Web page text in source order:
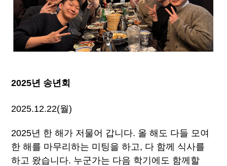
2025년 송년회
2025.12.22(월)
2025년 한 해가 저물어 갑니다. 올 해도 다들 모여
한 해를 마무리하는 미팅을 하고, 다 함께 식사를
하고 왔습니다. 누군가는 다음 학기에도 함께할